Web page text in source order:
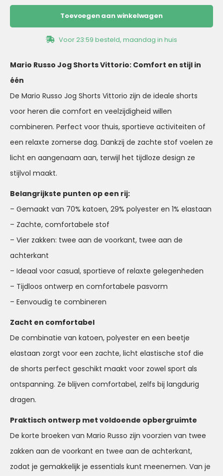
Toevoegen aan winkelwagen
Voor 23:59 besteld, maandag in huis
Mario Russo Jog Shorts Vittorio: Comfort en stijl in
één
De Mario Russo Jog Shorts Vittorio zijn de ideale shorts
voor heren die comfort en veelzijdigheid willen
combineren. Perfect voor thuis, sportieve activiteiten of
een relaxte zomerse dag. Dankzij de zachte stof voelen ze
licht en aangenaam aan, terwijl het tijdloze design ze
stijlvol maakt.
Belangrijkste punten op een rij:
– Gemaakt van 70% katoen, 29% polyester en 1% elastaan
– Zachte, comfortabele stof
– Vier zakken: twee aan de voorkant, twee aan de
achterkant
– Ideaal voor casual, sportieve of relaxte gelegenheden
– Tijdloos ontwerp en comfortabele pasvorm
– Eenvoudig te combineren
Zacht en comfortabel
De combinatie van katoen, polyester en een beetje
elastaan zorgt voor een zachte, licht elastische stof die
de shorts perfect geschikt maakt voor zowel sport als
ontspanning. Ze blijven comfortabel, zelfs bij langdurig
dragen.
Praktisch ontwerp met voldoende opbergruimte
De korte broeken van Mario Russo zijn voorzien van twee
zakken aan de voorkant en twee aan de achterkant,
zodat je gemakkelijk je essentials kunt meenemen. Van je